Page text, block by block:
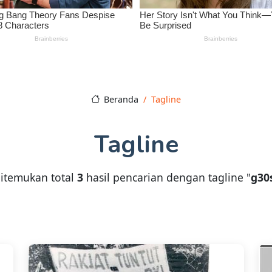
Beranda Tagline
Tagline
total 3 hasil pencarian dengan tagline "